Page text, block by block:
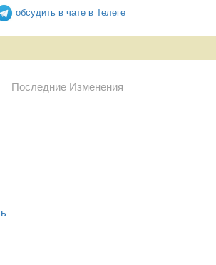
обсудить в чате в Телеге
Последние Изменения